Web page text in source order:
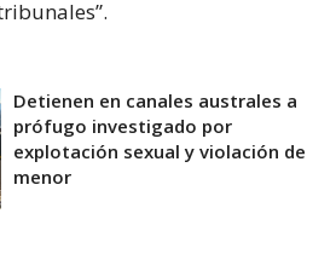
Detienen en canales australes a
prófugo investigado por
explotación sexual y violación de
menor